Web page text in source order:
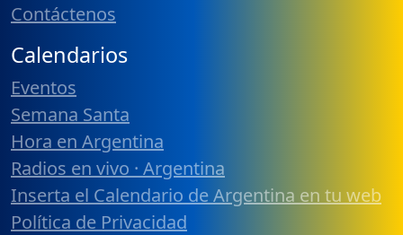
Contáctenos
Calendarios
Eventos
Semana Santa
Hora en Argentina
Radios en vivo · Argentina
Inserta el Calendario de Argentina en tu web
Política de Privacidad